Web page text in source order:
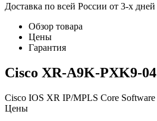
Доставка по всей России от 3-х
Обзор товара
Цены
Гарантия
Cisco XR-A9K-PXK9-
Cisco IOS XR IP/MPLS Core Software
Цены